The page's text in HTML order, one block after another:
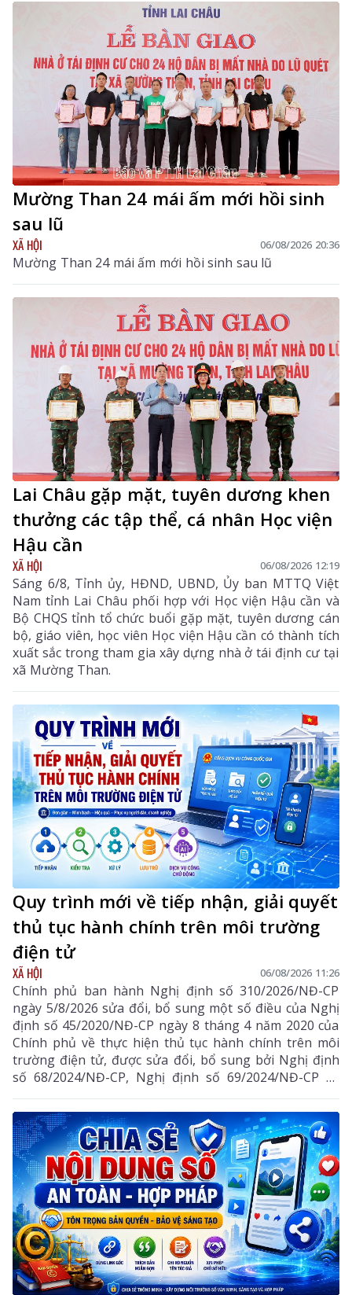
hội nghị còn có các đồng chí thành viên Ban Chỉ đạo
Mường Than 24 mái ấm mới hồi sinh
sau lũ
XÃ HỘI 06/08/2026 20:36
Mường Than 24 mái ấm mới hồi sinh sau lũ
Lai Châu gặp mặt, tuyên dương khen
thưởng các tập thể, cá nhân Học viện
Hậu cần
XÃ HỘI 06/08/2026 12:19
Sáng 6/8, Tỉnh ủy, HĐND, UBND, Ủy ban MTTQ Việt
Nam tỉnh Lai Châu phối hợp với Học viện Hậu cần và
Bộ CHQS tỉnh tổ chức buổi gặp mặt, tuyên dương cán
bộ, giáo viên, học viên Học viện Hậu cần có thành tích
xuất sắc trong tham gia xây dựng nhà ở tái định cư tại
xã Mường Than.
Quy trình mới về tiếp nhận, giải quyết
thủ tục hành chính trên môi trường
điện tử
XÃ HỘI 06/08/2026 11:26
Chính phủ ban hành Nghị định số 310/2026/NĐ-CP
ngày 5/8/2026 sửa đổi, bổ sung một số điều của Nghị
định số 45/2020/NĐ-CP ngày 8 tháng 4 năm 2020 của
Chính phủ về thực hiện thủ tục hành chính trên môi
trường điện tử, được sửa đổi, bổ sung bởi Nghị định
số 68/2024/NĐ-CP, Nghị định số 69/2024/NĐ-CP và
Nghị định số 118/2025/NĐ-CP.